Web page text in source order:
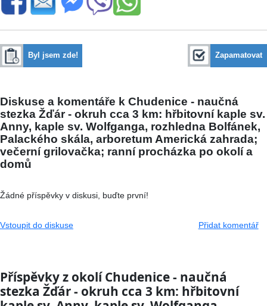
Byl jsem zde! Zapamatovat
Diskuse a komentáře k Chudenice - naučná
stezka Žďár - okruh cca 3 km: hřbitovní kaple sv.
Anny, kaple sv. Wolfganga, rozhledna Bolfánek,
Palackého skála, arboretum Americká zahrada;
večerní grilovačka; ranní procházka po okolí a
domů
Žádné příspěvky v diskusi, buďte první!
Vstoupit do diskuse Přidat komentář
Příspěvky z okolí Chudenice - naučná
stezka Žďár - okruh cca 3 km: hřbitovní